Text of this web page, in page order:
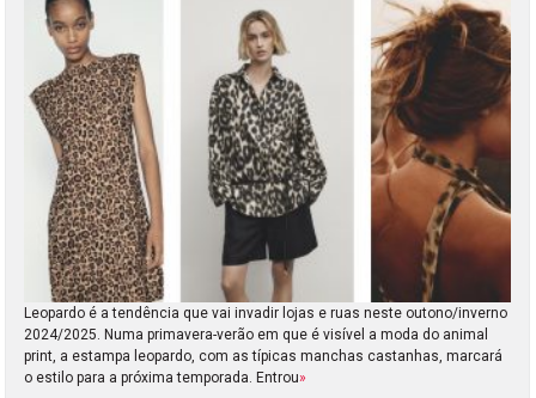
Leopardo é a tendência que vai invadir lojas e ruas neste outono/inverno
2024/2025. Numa primavera-verão em que é visível a moda do animal
print, a estampa leopardo, com as típicas manchas castanhas, marcará
o estilo para a próxima temporada. Entrou»